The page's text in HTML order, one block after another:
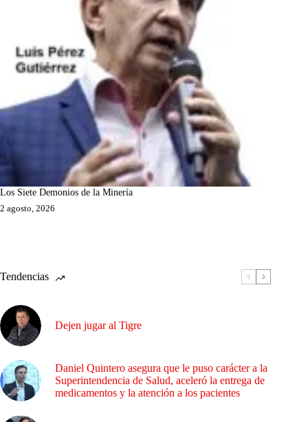
Los Siete Demonios de la Minería
2 agosto, 2026
Tendencias
Dejen jugar al Tigre
Daniel Quintero asegura que le puso carácter a la
Superintendencia de Salud, aceleró la entrega de
medicamentos y la atención a los pacientes